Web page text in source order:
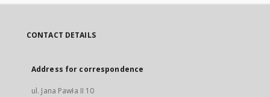
CONTACT DETAILS
Address for correspondence
ul. Jana Pawła II 10